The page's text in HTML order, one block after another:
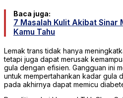
Baca juga:
7 Masalah Kulit Akibat Sinar
Kamu Tahu
Lemak trans tidak hanya
tetapi juga dapat merusak
gula dengan efisien. Gangguan ini
untuk mempertahankan kadar gula
pada akhirnya dapat memicu